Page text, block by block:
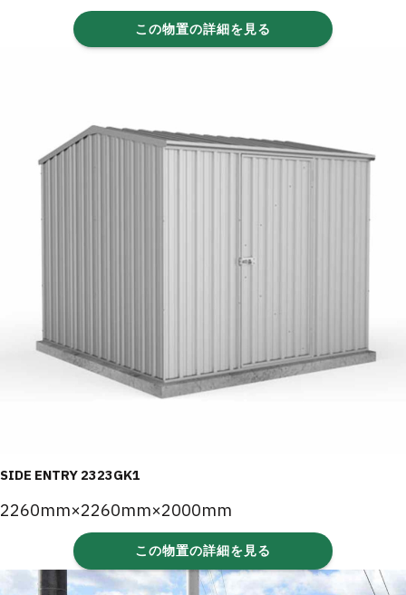
この物置の詳細を見る
SIDE ENTRY 2323GK1
2260mm×2260mm×2000mm
この物置の詳細を見る